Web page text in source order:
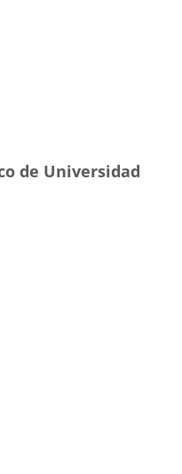
de Universidad